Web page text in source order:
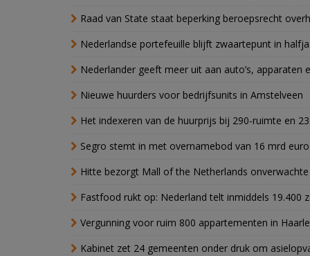
Raad van State staat beperking beroepsrecht
Nederlandse portefeuille blijft zwaartepunt in
Nederlander geeft meer uit aan auto’s, apparaten
Nieuwe huurders voor bedrijfsunits in Amstelveen
Het indexeren van de huurprijs bij 290-ruimte en
Segro stemt in met overnamebod van 16 mrd euro
Hitte bezorgt Mall of the Netherlands
Fastfood rukt op: Nederland telt inmiddels 19.400
Vergunning voor ruim 800 appartementen in
Kabinet zet 24 gemeenten onder druk om